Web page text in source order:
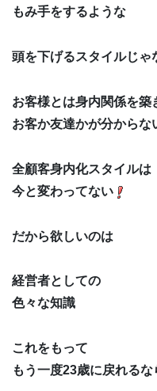
もみ手をするような
頭を下げるスタイルじゃ
お客様とは身内関係を築
お客か友達かが分からな
全顧客身内化スタイルは
今と変わってない
だから欲しいのは
経営者としての
色々な知識
これをもって
もう一度23歳に戻れるな